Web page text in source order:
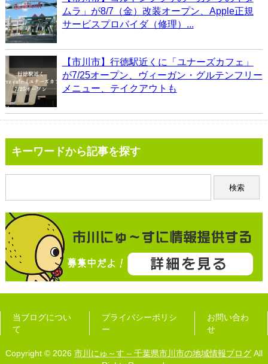
ムラ」が8/7（金）改装オープン、Apple正規
サービスプロバイダ（修理）...
【市川市】行徳駅近くに「ユナーズカフェ」
が7/25オープン、ヴィーガン・グルテンフリー
メニュー、テイクアウトも
キーワードから記事を探す
当ブログについ
て
プライバシーポリシ
ー
お問い合わ
せ
Copyright © 2026 市川にゅ～す – 千葉県市川市の地域情報ブログ All